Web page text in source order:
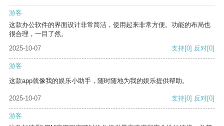
游客
这款办公软件的界面设计非常简洁，使用起来非常方便。功能的布局也
很合理，一目了然。
2025-10-07
支持[0] 反对[0]
游客
这款app就像我的娱乐小助手，随时随地为我的娱乐提供帮助。
2025-10-07 支持[0] 反对[0]
游客